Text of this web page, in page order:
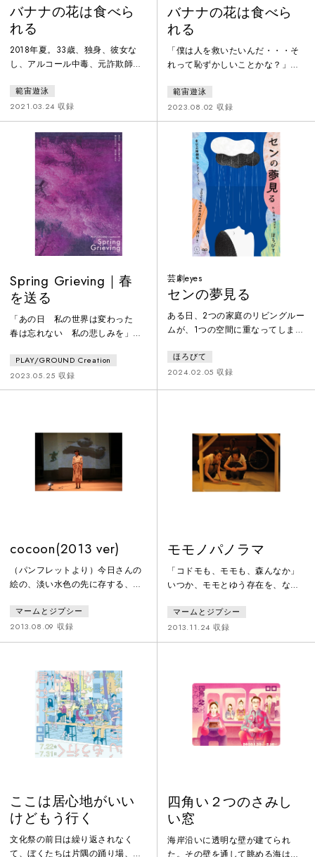
バナナの花は食べら
れる
2018年夏。33歳、独身、彼女な
し、アルコール中毒、元詐欺師前
ナ”は、マッチングアプリ・TSUN-
TSUN（ツンツン）に友達を募る
書き込みをする。出会い系サクラ
のバイトをしていた“男”は、釣ら
れているとわかりながら課金して
きたバナナに興味を持ち、彼と会
ってみることにする。「人を救い
たいんだ・・・」と言うバナナと
男はいつしか、僕／俺「ら」にな
り、探偵の真似事をしながら諸悪
範宙遊泳
2021.03.24 収録
バナナの花は食べら
れる
「僕は人を救いたいんだ・・・そ
れって恥ずかしいことかな？」フ
ていこうとする人々の人情劇。第
66回岸田國士戯曲賞受賞作、新演
出で堂々の再演。
範宙遊泳
2023.08.02 収録
Spring Grieving｜春
を送る
「あの日 私の世界は変わった
春は忘れない 私の悲しみを」
た。通っていた大学の渡り廊下か
ら落ちて死んだ。その大学で准教
授だった父と、証券会社で働く僕
いつのことばかり考えてしまう。
こんな春の日には。家族の喪失と
再生の物語。
PLAY/GROUND Creation
2023.05.25 収録
芸劇eyes
センの夢見る
ある日、2つの家庭のリビングルー
ムが、1つの空間に重なってしま
とハンガリーの国境付近の村レヒ
ニッツ。空想の旅に出ることが娯
た、パーティーの余興として200人
のユダヤ人が殺されたという「レ
ヒニッツの虐殺」までを過ごす三
姉妹と、現代日本に住
ほろびて
2024.02.05 収録
cocoon(2013 ver)
（パンフレットより）今日さんの
絵の、淡い水色の先に存する、お
れてしまった、どうしたものか。
どうすればこれを、ぼくの。マー
ムとジプシーでの日々の作業に、
ぶん、長いこと。彷徨っていたよ
うにおもう。やがて遠くのほうか
ら。或いは、どこか切れ間から。
郁子さんの音が、まるで降ってき
たように、聴こえてきた瞬間があ
った。こうして、つながって。こ
の場所、ひ
マームとジプシー
2013.08.09 収録
モモノパノラマ
「コドモも、モモも、森んなか」
いつか、モモとゆう存在を、なく
やっぱりなくしてしまって、その
ことがやっぱりおおきかった。七
月だった。モモが、なくなったの
まって、鳴らなくなった音があっ
た。でもそれでも、物音がする
と、モモじゃないかと振り向いて
しまう。まだモモが、いるような
気がして。音をさがす。そんな時
マームとジプシー
2013.11.24 収録
ここは居心地がいい
けどもう行く
文化祭の前日は繰り返されなく
て、ぼくたちは片隅の踊り場、変
四角い２つのさみし
い窓
海岸沿いに透明な壁が建てられ
た。その壁を通して眺める海は、